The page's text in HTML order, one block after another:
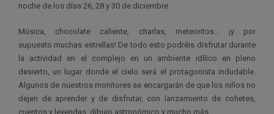
noche de los días 26, 28 y 30 de diciembre.
Música, chocolate caliente, charlas, meteoritos… ¡y por
supuesto muchas estrellas! De todo esto podréis disfrutar durante
la actividad en el complejo en un ambiente idílico en pleno
desierto, un lugar donde el cielo será el protagonista indudable.
Algunos de nuestros monitores se encargarán de que los niños no
dejen de aprender y de disfrutar, con lanzamiento de cohetes,
cuentos y leyendas, dibujo astronómico y mucho más.